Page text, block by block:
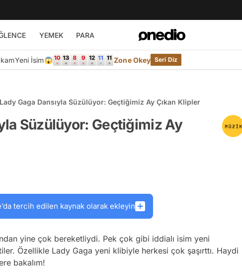
YEMEK PARA
Yeni İsim😱 Zone Okey Seri Diz
Lady Gaga Dansıyla Süzülüyor: Geçtiğimiz Ay Çıkan Klipler
Süzülüyor: Geçtiğimiz Ay
tercih edilen kaynak olarak ekleyin
yine çok bereketliydi. Pek çok gibi iddialı isim yeni
Özellikle Lady Gaga yeni klibiyle herkesi çok şaşırttı. Haydi
bakalım!